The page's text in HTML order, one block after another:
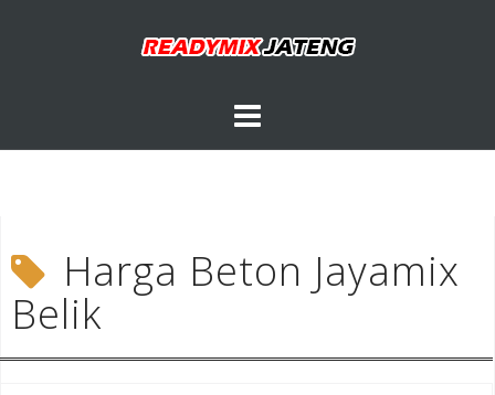
Harga Beton Jayamix
Belik